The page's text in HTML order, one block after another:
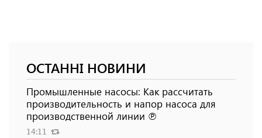
ОСТАННІ НОВИНИ
Промышленные насосы: Как рассчитать
производительность и напор насоса для
производственной линии ℗
14:11